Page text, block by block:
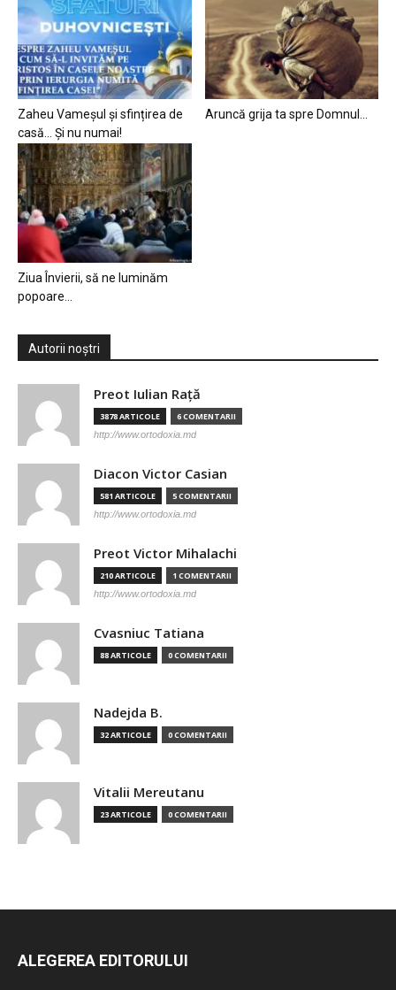
Zaheu Vameșul și sfințirea de
casă… Și nu numai!
Aruncă grija ta spre Domnul…
Ziua Învierii, să ne luminăm
popoare…
Autorii noștri
Preot Iulian Raţă
3878 ARTICOLE 6 COMENTARII
http://www.ortodoxia.md
Diacon Victor Casian
581 ARTICOLE 5 COMENTARII
http://www.ortodoxia.md
Preot Victor Mihalachi
210 ARTICOLE 1 COMENTARII
http://www.ortodoxia.md
Cvasniuc Tatiana
88 ARTICOLE 0 COMENTARII
Nadejda B.
32 ARTICOLE 0 COMENTARII
Vitalii Mereutanu
23 ARTICOLE 0 COMENTARII
ALEGEREA EDITORULUI